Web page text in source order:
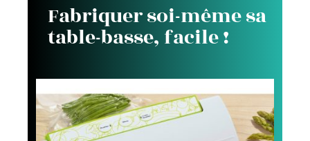
Fabriquer soi-même sa
table-basse, facile !